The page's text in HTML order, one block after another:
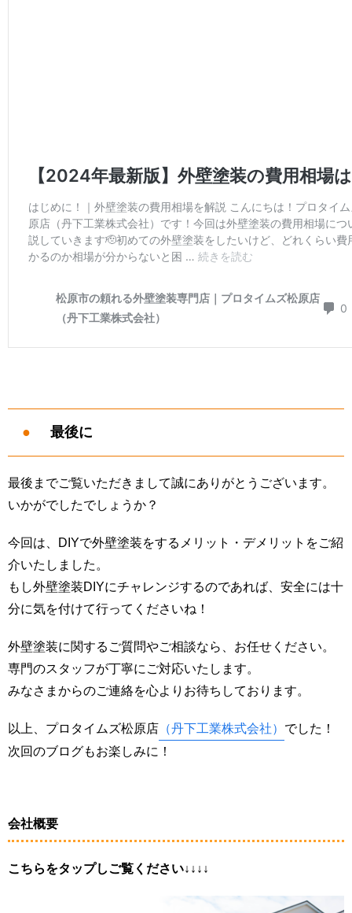
最後に
最後までご覧いただきまして誠にありがとうございます。
いかがでしたでしょうか？
今回は、DIYで外壁塗装をするメリット・デメリットをご紹
介いたしました。
もし外壁塗装DIYにチャレンジするのであれば、安全には十
分に気を付けて行ってくださいね！
外壁塗装に関するご質問やご相談なら、お任せください。
専門のスタッフが丁寧にご対応いたします。
みなさまからのご連絡を心よりお待ちしております。
以上、プロタイムズ松原店 （丹下工業株式会社） でした！
次回のブログもお楽しみに！
会社概要
こちらをタップしご覧ください↓↓↓↓